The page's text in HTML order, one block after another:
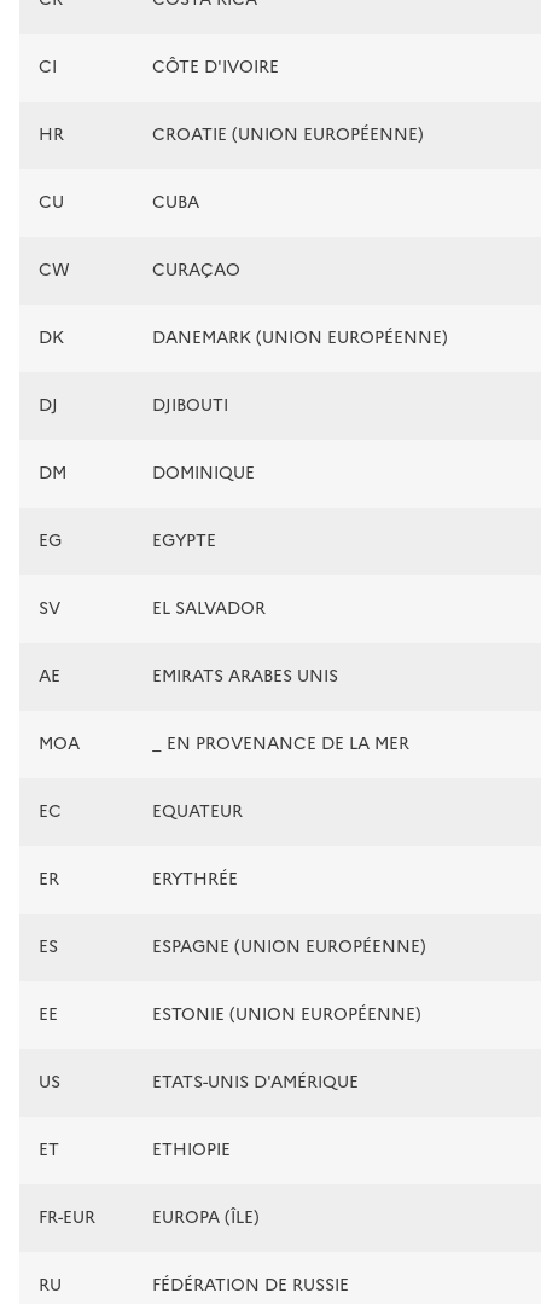
CI CÔTE D'IVOIRE
HR CROATIE (UNION EUROPÉENNE)
CU CUBA
CW CURAÇAO
DK DANEMARK (UNION EUROPÉENNE)
DJ DJIBOUTI
DM DOMINIQUE
EG EGYPTE
SV EL SALVADOR
AE EMIRATS ARABES UNIS
MOA _ EN PROVENANCE DE LA MER
EC EQUATEUR
ER ERYTHRÉE
ES ESPAGNE (UNION EUROPÉENNE)
EE ESTONIE (UNION EUROPÉENNE)
US ETATS-UNIS D'AMÉRIQUE
ET ETHIOPIE
FR-EUR EUROPA (ÎLE)
RU FÉDÉRATION DE RUSSIE